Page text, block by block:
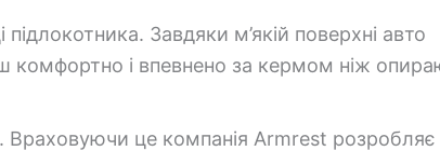
Завдяки м’якій поверхні авто
комфортно і впевнено за кермом ніж
це компанія Armrest розробляє